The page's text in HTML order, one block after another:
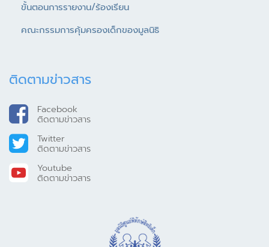
ขั้นตอนการรายงาน/ร้องเรียน
คณะกรรมการคุ้มครองเด็กของมูลนิธิ
ติดตามข่าวสาร
Facebook
ติดตามข่าวสาร
Twitter
ติดตามข่าวสาร
Youtube
ติดตามข่าวสาร